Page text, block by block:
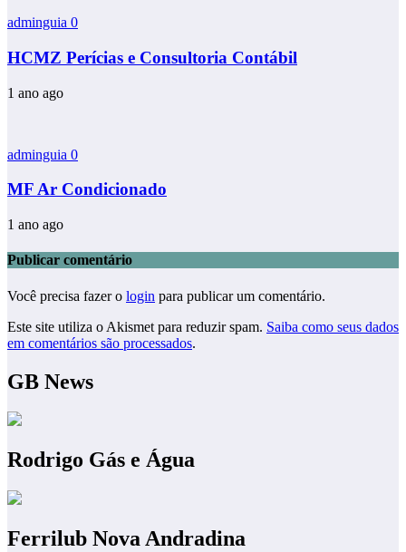
adminguia 0
HCMZ Perícias e Consultoria Contábil
1 ano ago
adminguia 0
MF Ar Condicionado
1 ano ago
Publicar comentário
Você precisa fazer o login para publicar um comentário.
Este site utiliza o Akismet para reduzir spam. Saiba como seus dados
em comentários são processados.
GB News
Rodrigo Gás e Água
Ferrilub Nova Andradina